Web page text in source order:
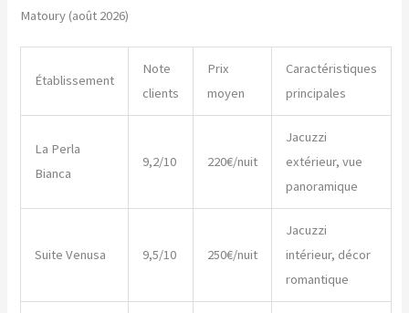
Matoury (août 2026)
Établissement
Note
clients
Prix
moyen
Caractéristiques
principales
La Perla
Bianca
9,2/10 220€/nuit
Jacuzzi
extérieur, vue
panoramique
Suite Venusa 9,5/10 250€/nuit
Jacuzzi
intérieur, décor
romantique